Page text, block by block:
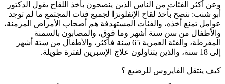
وعن أكثر الفئات من الناس الذين ينصحون بأخذ اللقاح يقول الدكتور
أبو شنب: ننصح بأخذ لقاح الإنفلونزا لجميع فئات المجتمع ما لم توجد
عوامل تمنع أخذه، والفئات المستهدفة هم أصحاب الأمراض المزمنة،
والأطفال من سن ستة أشهر وما فوق، والمصابون بالسمنة
المفرطة، والفئة العمرية 65 سنة فأكثر، والأطفال من ستة أشهر
إلى 18 سنة، والذين يتناولون علاج الإسبرين لفترة طويلة.
كيف ينتقل الفايروس للرضيع ؟